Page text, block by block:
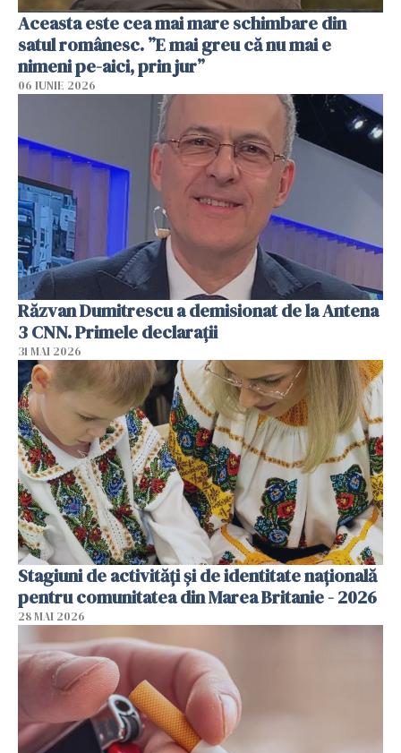
Aceasta este cea mai mare schimbare din
satul românesc. ”E mai greu că nu mai e
nimeni pe-aici, prin jur”
06 IUNIE 2026
Răzvan Dumitrescu a demisionat de la Antena
3 CNN. Primele declarații
31 MAI 2026
Stagiuni de activități și de identitate națională
pentru comunitatea din Marea Britanie - 2026
28 MAI 2026